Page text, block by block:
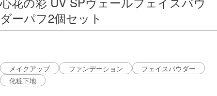
ダーパフ2個セット
メイクアップ ファンデーション
フェイスパウダー
化粧下地